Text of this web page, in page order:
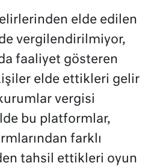
elde edilen
vergilendirilmiyor,
faaliyet gösteren
elde ettikleri gelir
vergisi
bu platformlar,
farklı
tahsil ettikleri oyun